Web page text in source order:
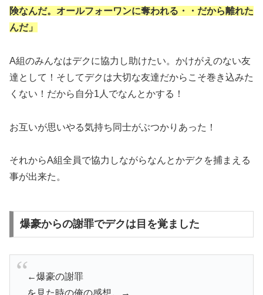
険なんだ。オールフォーワンに奪われる・・だから離れた
んだ」
A組のみんなはデクに協力し助けたい。かけがえのない友
達として！そしてデクは大切な友達だからこそ巻き込みた
くない！だから自分1人でなんとかする！
お互いが思いやる気持ち同士がぶつかりあった！
それからA組全員で協力しながらなんとかデクを捕まえる
事が出来た。
爆豪からの謝罪でデクは目を覚ました
←爆豪の謝罪
を見た時の俺の感想。→